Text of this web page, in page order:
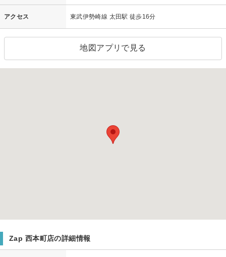
アクセス 東武伊勢崎線 太田駅 徒歩16分
地図アプリで見る
Zap 西本町店の詳細情報